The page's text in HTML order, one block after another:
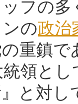
フの
の政治
重鎮
領と
と対